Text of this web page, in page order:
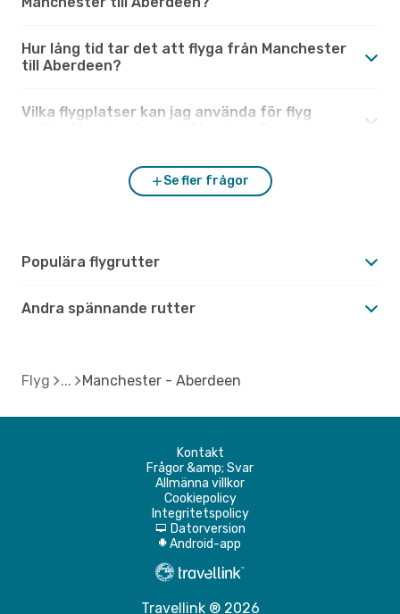
Hur lång tid tar det att flyga från Manchester
till Aberdeen?
Vilka flygplatser kan jag använda för flyg
Se fler frågor
Populära flygrutter
Andra spännande rutter
Flyg Manchester - Aberdeen
Kontakt
Frågor &amp; Svar
Allmänna villkor
Cookiepolicy
Integritetspolicy
d Datorversion
A Android-app
Travellink ® 2026